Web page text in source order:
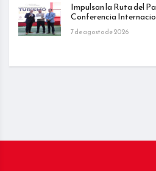
Impulsan la Ruta del
Conferencia
7 de agosto de 2026